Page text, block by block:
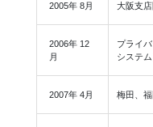
2005年 8月 大阪支
2006年 12
月
プライ
システ
2007年 4月 梅田、